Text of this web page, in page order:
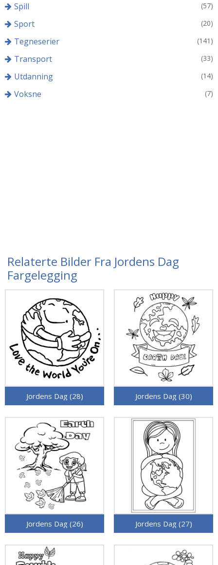
Spill (57)
Sport (20)
Tegneserier (141)
Transport (33)
Utdanning (14)
Voksne (7)
Relaterte Bilder Fra Jordens Dag
Fargelegging
Jordens Dag (28) Jordens Dag (30)
Jordens Dag (26) Jordens Dag (27)